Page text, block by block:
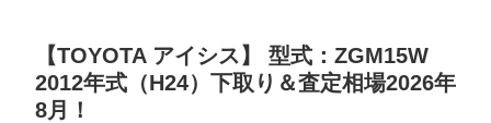
【TOYOTA アイシス】 型式：ZGM15W
2012年式（H24）下取り＆査定相場2026年
8月！